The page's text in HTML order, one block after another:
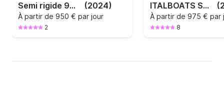
Semi rigide 9m30 2x300 chevaux HAUT DE GAMME (2024)
À partir de 950 € par jour
2
ITALBOATS STINGHER 30 GT
À partir de 975 € par
8